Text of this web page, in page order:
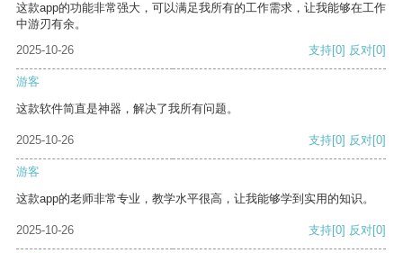
这款app的功能非常强大，可以满足我所有的工作需求，让我能够在工作
中游刃有余。
2025-10-26
支持[0] 反对[0]
游客
这款软件简直是神器，解决了我所有问题。
2025-10-26 支持[0] 反对[0]
游客
这款app的老师非常专业，教学水平很高，让我能够学到实用的知识。
2025-10-26 支持[0] 反对[0]